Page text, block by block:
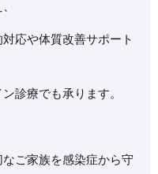
応や体質改善サポート
診療でも承ります。
ご家族を感染症から守